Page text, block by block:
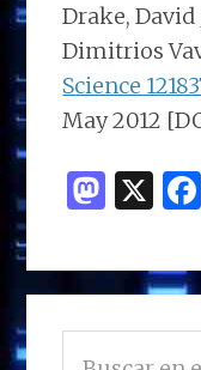
Drake, David
Dimitrios
Science
May 2012
M
to
d
o
X
BARRA
LATERAL